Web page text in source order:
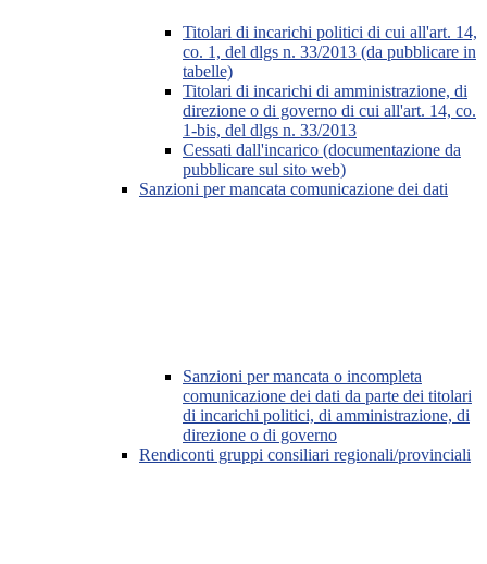
Titolari di incarichi politici di cui all'art. 14,
co. 1, del dlgs n. 33/2013 (da pubblicare in
tabelle)
Titolari di incarichi di amministrazione, di
direzione o di governo di cui all'art. 14, co.
1-bis, del dlgs n. 33/2013
Cessati dall'incarico (documentazione da
pubblicare sul sito web)
Sanzioni per mancata comunicazione dei dati
Sanzioni per mancata o incompleta
comunicazione dei dati da parte dei titolari
di incarichi politici, di amministrazione, di
direzione o di governo
Rendiconti gruppi consiliari regionali/provinciali